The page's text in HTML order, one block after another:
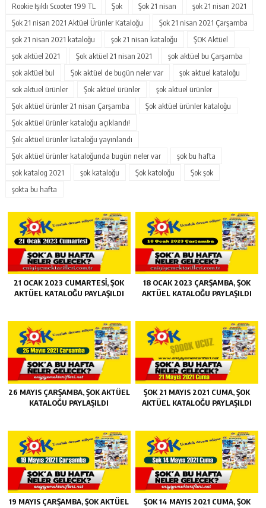
Rookie Işıklı Scooter 199 TL
Şok Şok 21 nisan
şok 21 nisan 2021
Şok 21 nisan 2021 Aktüel Ürünler Kataloğu
Şok 21 nisan 2021 Çarşamba
şok 21 nisan 2021 kataloğu
şok 21 nisan kataloğu
ŞOK Aktüel
şok aktüel 2021
Şok aktüel 21 nisan 2021
şok aktüel bu Çarşamba
şok aktüel bul
Şok aktüel de bugün neler var
şok aktuel kataloğu
sok aktuel ürünler
Şok aktüel ürünler
şok aktuel ürünler
Şok aktüel ürünler 21 nisan Çarşamba
Şok aktüel ürünler kataloğu
Şok aktüel ürünler kataloğu açıklandı!
Şok aktüel ürünler kataloğu yayınlandı
Şok aktüel ürünler kataloğunda bugün neler var
şok bu hafta
şok katalog 2021
şok kataloğu Şok katoloğu
Şok şok
şokta bu hafta
21 OCAK 2023 CUMARTESI, ŞOK
AKTÜEL KATALOĞU PAYLAŞILDI
18 OCAK 2023 ÇARŞAMBA, ŞOK
AKTÜEL KATALOĞU PAYLAŞILDI
26 MAYIS ÇARŞAMBA, ŞOK AKTÜEL
KATALOĞU PAYLAŞILDI
ŞOK 21 MAYIS 2021 CUMA, ŞOK
AKTÜEL KATALOĞU PAYLAŞILDI
19 MAYIS ÇARŞAMBA, ŞOK AKTÜEL
ŞOK 14 MAYIS 2021 CUMA, ŞOK